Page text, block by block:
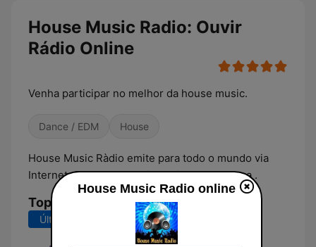
House Music Radio: Ouvir
Rádio Online
Venha participar no melhor da house music.
Dance / EDM House
House Music Ràdio emite para todo o mundo via
Internet, 24 horas por dia, 7 dias por semana .
Top Músicas
Últimos 7 dias Últimos 30 dias
House Music Radio online